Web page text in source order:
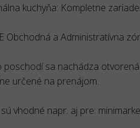
kuchyňa: Kompletne
Obchodná a Administratívna
poschodí sa nachádza
určené na prenájom.
vhodné napr. aj pre: